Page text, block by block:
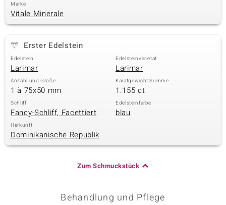
Collection
Classics
Marke
Vitale Minerale
Erster Edelstein
Edelstein
Larimar
Edelsteinvarietät
Larimar
Anzahl und Größe
1 à 75x50 mm
Karatgewicht Summe
1.155 ct
Schliff
Fancy-Schliff, Facettiert
Edelsteinfarbe
blau
Herkunft
Dominikanische Republik
Zum Schmuckstück
Behandlung und Pflege